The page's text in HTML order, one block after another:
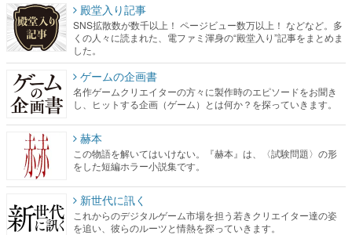
殿堂入り記事
SNS拡散数が数千以上！ ページビュー数万以上！ などなど。多
くの人々に読まれた、電ファミ渾身の“殿堂入り”記事をまとめま
した。
ゲームの企画書
名作ゲームクリエイターの方々に製作時のエピソードをお聞き
し、ヒットする企画（ゲーム）とは何か？を探っていきます。
赫本
この物語を解いてはいけない。『赫本』は、〈試験問題〉の形
をした短編ホラー小説集です。
新世代に訊く
これからのデジタルゲーム市場を担う若きクリエイター達の姿
を追い、彼らのルーツと情熱を探っていきます。